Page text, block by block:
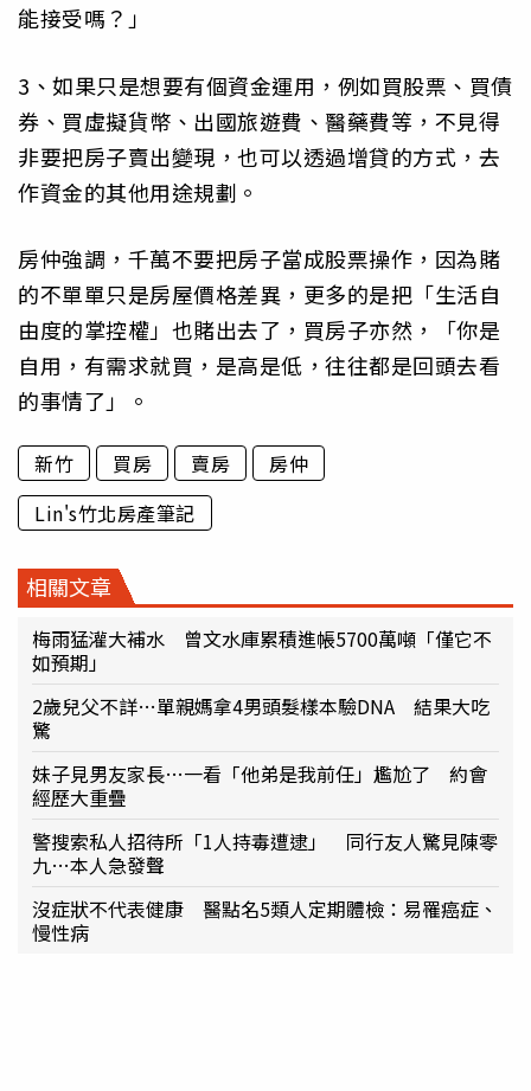
能接受嗎？」
3、如果只是想要有個資金運用，例如買股票、買債
券、買虛擬貨幣、出國旅遊費、醫藥費等，不見得
非要把房子賣出變現，也可以透過增貸的方式，去
作資金的其他用途規劃。
房仲強調，千萬不要把房子當成股票操作，因為賭
的不單單只是房屋價格差異，更多的是把「生活自
由度的掌控權」也賭出去了，買房子亦然，「你是
自用，有需求就買，是高是低，往往都是回頭去看
的事情了」。
新竹 買房 賣房
房仲
Lin's竹北房產筆記
相關文章
梅雨猛灌大補水 曾文水庫累積進帳5700萬噸「僅它不
如預期」
2歲兒父不詳…單親媽拿4男頭髮樣本驗DNA 結果大吃
驚
妹子見男友家長…一看「他弟是我前任」尷尬了 約會
經歷大重疊
警搜索私人招待所「1人持毒遭逮」 同行友人驚見陳零
九…本人急發聲
沒症狀不代表健康 醫點名5類人定期體檢：易罹癌症、
慢性病